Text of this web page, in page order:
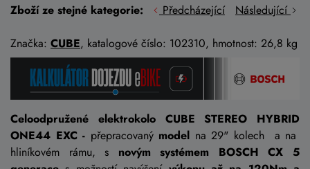
Zboží ze stejné kategorie: Předcházející Následující
Značka: CUBE, katalogové číslo: 102310, hmotnost: 26,8 kg
Celoodpružené elektrokolo CUBE STEREO HYBRID
ONE44 EXC - přepracovanýmodel na 29" kolech a na
hliníkovém rámu, s novým systémem BOSCH CX 5